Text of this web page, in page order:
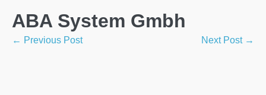
ABA System Gmbh
Post
← Previous Post Next Post →